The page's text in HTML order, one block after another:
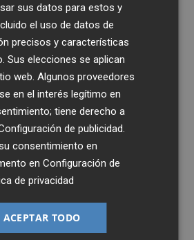
sus datos para estos y
el uso de datos de
precisos y características
Sus elecciones se aplican
web. Algunos proveedores
en el interés legítimo en
tiene derecho a
de publicidad
consentimiento en
enConfiguración de
de privacidad
ACEPTAR TODO